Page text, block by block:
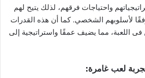
واحتياجات فرقهم، لذلك يتيح لهم
لأسلوبهم الشخصي. كما أن هذه القدرات
فى اللعبة، مما يضيف عمقًا واستراتيجية إلى
لعب غامرة: